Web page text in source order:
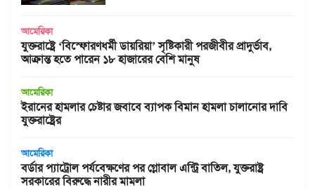
আমেরিকা
যুক্তরাষ্ট্রে ‘বিস্ফোরণধর্মী ডায়রিয়া’ সৃষ্টিকারী পরজীবীর প্রাদুর্ভাব,
আক্রান্ত হতে পারেন ১৮ হাজারের বেশি মানুষ
আমেরিকা
ইরানের হামলার চেষ্টার জবাবে ব্যাপক বিমান হামলা চালানোর দাবি
যুক্তরাষ্ট্রের
আমেরিকা
বর্ডার প্যাট্রোল পর্যবেক্ষণের পর গ্লোবাল এন্ট্রি বাতিল, যুক্তরাষ্ট্র
সরকারের বিরুদ্ধে নারীর মামলা